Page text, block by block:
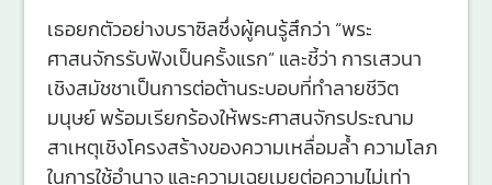
เธอยกตัวอย่างบราซิลซึ่งผู้คนรู้สึกว่า “พระ
ศาสนจักรรับฟังเป็นครั้งแรก” และชี้ว่า การเสวนา
เชิงสมัชชาเป็นการต่อต้านระบอบที่ทำลายชีวิต
มนุษย์ พร้อมเรียกร้องให้พระศาสนจักรประณาม
สาเหตุเชิงโครงสร้างของความเหลื่อมล้ำ ความโลภ
ในการใช้อำนาจ และความเฉยเมยต่อความไม่เท่า